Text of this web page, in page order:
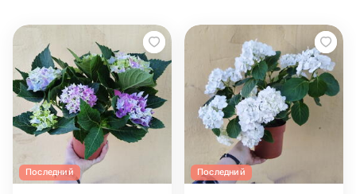
Последний Последний